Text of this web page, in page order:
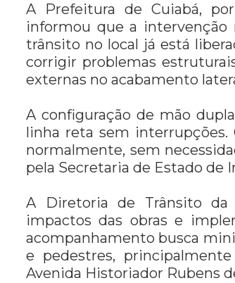
A Prefeitura de Cuiabá,
informou que a intervenção
trânsito no local já está
corrigir problemas
externas no acabamento
A configuração de mão
linha reta sem
normalmente, sem
pela Secretaria de Estado de
A Diretoria de Trânsito da
impactos das obras e
acompanhamento busca
e pedestres,
Avenida Historiador Rubens